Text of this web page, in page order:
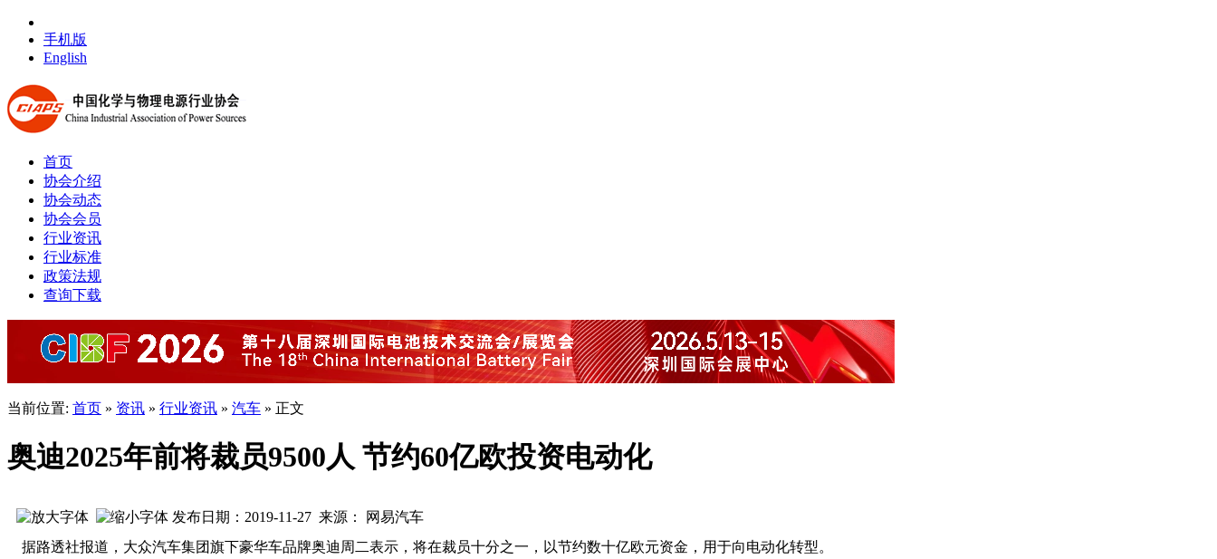
手机版
English
首页
协会介绍
协会动态
协会会员
行业资讯
行业标准
政策法规
查询下载
当前位置: 首页 » 资讯 » 行业资讯 » 汽车 » 正文
奥迪2025年前将裁员9500人 节约60亿欧投资电动化
发布日期：2019-11-27 来源： 网易汽车
据路透社报道，大众汽车集团旗下豪华车品牌奥迪周二表示，将在裁员十分之一，以节约数十亿欧元资金，用于向电动化转型。